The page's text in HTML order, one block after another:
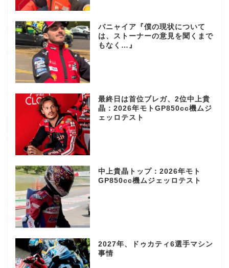
バニャイア『僕の現状について
は、ストーナーの意見を聞くまで
もなく…』
最終日は首位ブレガ、2位中上貴
晶：2026年モトGP850cc機ムジ
ェッロテスト
中上貴晶トップ：2026年モト
GP850cc機ムジェッロテスト
2027年、ドゥカティ6選手マシン
事情